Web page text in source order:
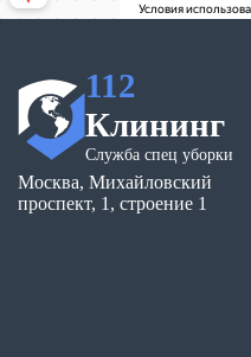
112
Клининг
Служба спец уборки
Москва, Михайловский
проспект, 1, строение 1